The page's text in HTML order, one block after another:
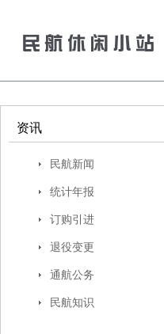
资讯
民航新闻
统计年报
订购引进
退役变更
通航公务
民航知识